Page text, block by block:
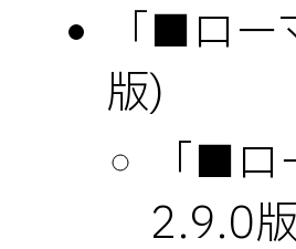
「■ロ
版)
「■
2.9.0